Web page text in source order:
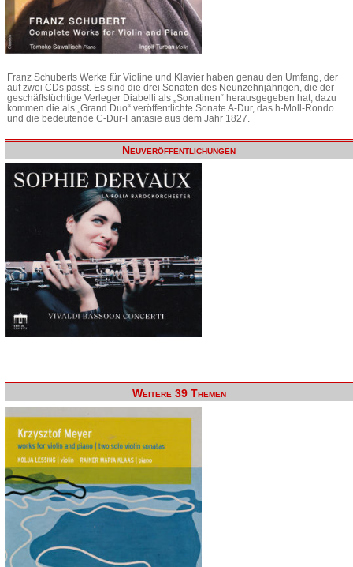
Franz Schuberts Werke für Violine und Klavier haben genau den Umfang, der
auf zwei CDs passt. Es sind die drei Sonaten des Neunzehnjährigen, die der
geschäftstüchtige Verleger Diabelli als „Sonatinen“ herausgegeben hat, dazu
kommen die als „Grand Duo“ veröffentlichte Sonate A-Dur, das h-Moll-Rondo
und die bedeutende C-Dur-Fantasie aus dem Jahr 1827.
Neuveröffentlichungen
Weitere 39 Themen